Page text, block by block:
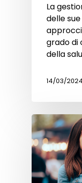
La
delle
grado di
della
14/03/2024